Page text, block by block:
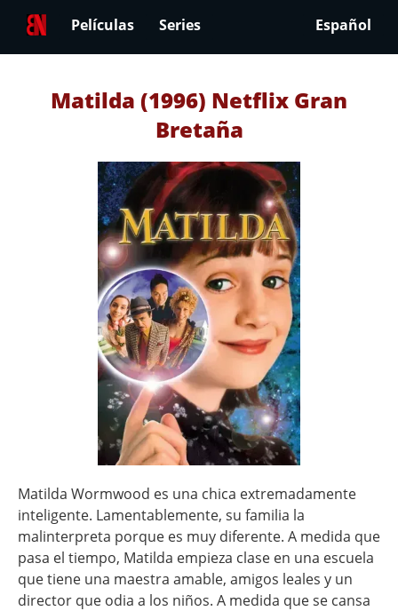
Películas Series Español
Matilda (1996) Netflix Gran
Bretaña
Matilda Wormwood es una chica extremadamente
inteligente. Lamentablemente, su familia la
malinterpreta porque es muy diferente. A medida que
pasa el tiempo, Matilda empieza clase en una escuela
que tiene una maestra amable, amigos leales y un
director que odia a los niños. A medida que se cansa